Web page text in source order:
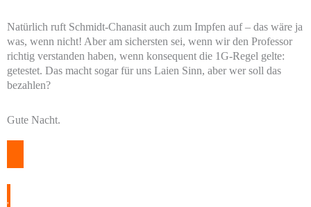
Natürlich ruft Schmidt-Chanasit auch zum Impfen auf – das wäre ja
was, wenn nicht! Aber am sichersten sei, wenn wir den Professor
richtig verstanden haben, wenn konsequent die 1G-Regel gelte:
getestet. Das macht sogar für uns Laien Sinn, aber wer soll das
bezahlen?
Gute Nacht.